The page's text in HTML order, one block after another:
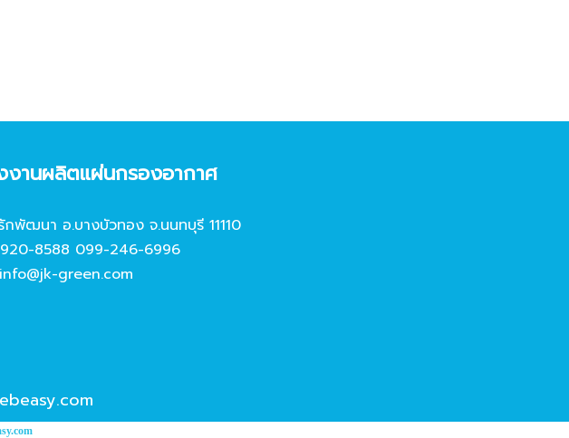
งานผลิตแผ่นกรองอากาศ
พัฒนา อ.บางบัวทอง จ.นนทบุรี 11110
8588 099-246-6996
info@jk-green.com